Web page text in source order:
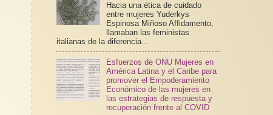
Hacia una ética de cuidado
entre mujeres Yuderkys
Espinosa Miñoso Affidamento,
llamaban las feministas
italianas de la diferencia...
Esfuerzos de ONU Mujeres en
América Latina y el Caribe para
promover el Empoderamiento
Económico de las mujeres en
las estrategias de respuesta y
recuperación frente al COVID